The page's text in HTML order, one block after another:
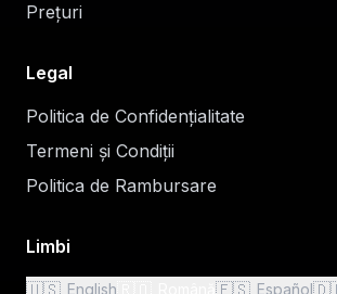
Prețuri
Legal
Politica de Confidențialitate
Termeni și Condiții
Politica de Rambursare
Limbi
🇺🇸 English 🇪🇸 Español